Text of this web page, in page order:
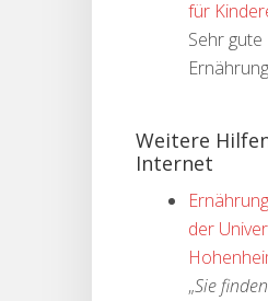
für
Sehr gute
Weitere
Internet
der
„Sie